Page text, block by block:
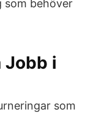
behöver
Jobb i
som